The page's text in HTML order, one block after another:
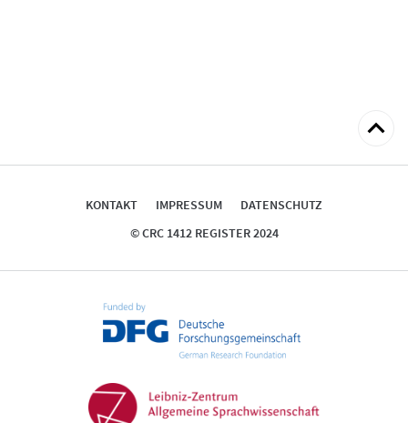
zum
KONTAKT IMPRESSUM
DATENSCHUTZ
© CRC 1412 REGISTER 2024